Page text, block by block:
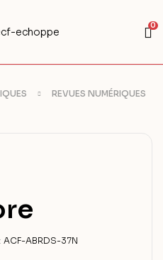
0
REVUES NUMÉRIQUES
ACF-ABRDS-37N